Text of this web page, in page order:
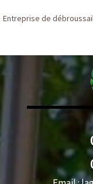
Entreprise de